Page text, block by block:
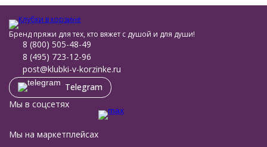
Бренд пряжи для тех, кто вяжет с душой и для души!
8 (800) 505-48-49
8 (495) 723-12-96
post@klubki-v-korzinke.ru
Telegram
Мы в соцсетях
Мы на маркетплейсах